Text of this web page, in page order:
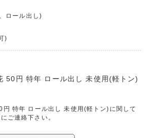
ロール出し)
)
50円 特年 ロール出し 未使用(軽トン)
特年 ロール出し 未使用(軽トン)に関して
ご連絡下さい。